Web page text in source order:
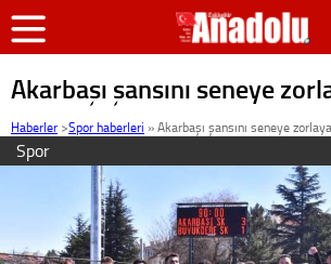
Akarbaşı şansını seneye
Haberler >Spor haberleri »Akarbaşı şansını seneye
Spor